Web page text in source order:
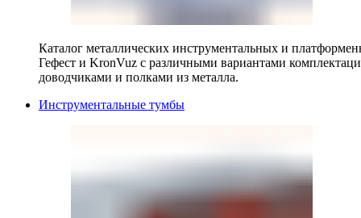
Каталог металлических инструментальных и
Гефест и KronVuz с различными вариантами
доводчиками и полками из металла.
Инструментальные тумбы